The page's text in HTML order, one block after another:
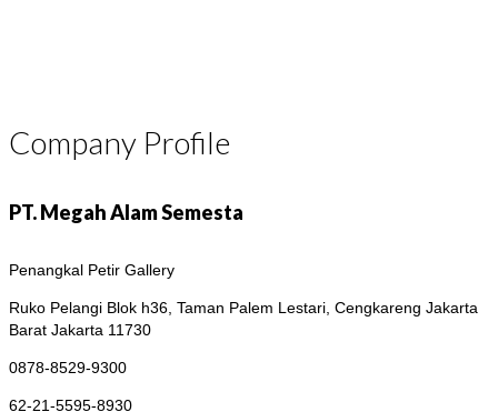
Company Profile
PT. Megah Alam Semesta
Penangkal Petir Gallery
Ruko Pelangi Blok h36, Taman Palem Lestari, Cengkareng Jakarta
Barat Jakarta 11730
0878-8529-9300
62-21-5595-8930